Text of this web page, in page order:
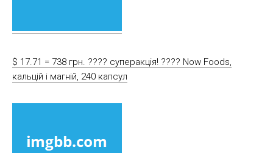
$ 17.71 = 738 грн. ???? cуперакція! ???? Now Foods,
кальцій і магній, 240 капсул